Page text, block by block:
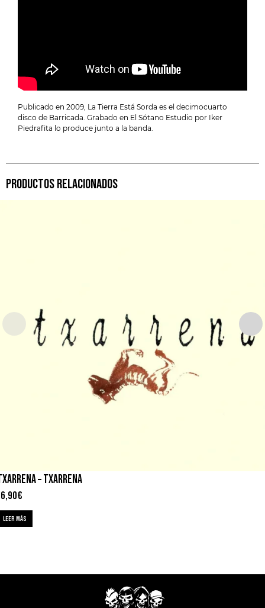
Publicado en 2009, La Tierra Está Sorda es el decimocuarto
disco de Barricada. Grabado en El Sótano Estudio por Iker
Piedrafita lo produce junto a la banda.
PRODUCTOS RELACIONADOS
– TXARRENA
€
LEER MÁS